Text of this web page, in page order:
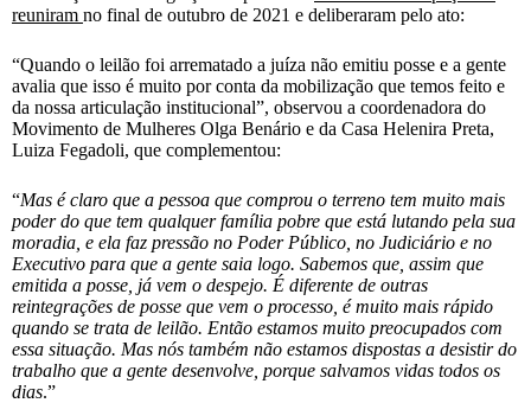
reuniram no final de outubro de 2021 e deliberaram pelo ato:
“Quando o leilão foi arrematado a juíza não emitiu posse e a gente
avalia que isso é muito por conta da mobilização que temos feito e
da nossa articulação institucional”, observou a coordenadora do
Movimento de Mulheres Olga Benário e da Casa Helenira Preta,
Luiza Fegadoli, que complementou:
“Mas é claro que a pessoa que comprou o terreno tem muito mais
poder do que tem qualquer família pobre que está lutando pela sua
moradia, e ela faz pressão no Poder Público, no Judiciário e no
Executivo para que a gente saia logo. Sabemos que, assim que
emitida a posse, já vem o despejo. É diferente de outras
reintegrações de posse que vem o processo, é muito mais rápido
quando se trata de leilão. Então estamos muito preocupados com
essa situação. Mas nós também não estamos dispostas a desistir do
trabalho que a gente desenvolve, porque salvamos vidas todos os
dias.”